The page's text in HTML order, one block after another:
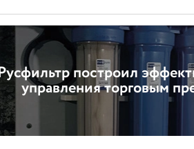
построил
управления торговым